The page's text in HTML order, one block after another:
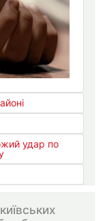
удар по